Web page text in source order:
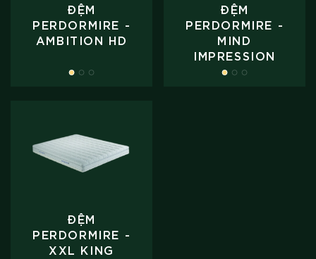
ĐỆM
PERDORMIRE -
AMBITION HD
ĐỆM
PERDORMIRE -
MIND
IMPRESSION
ĐỆM
PERDORMIRE -
XXL KING